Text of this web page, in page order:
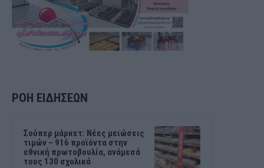
ΡΟΗ ΕΙΔΗΣΕΩΝ
Σούπερ μάρκετ: Νέες μειώσεις
τιμών – 916 προϊόντα στην
εθνική πρωτοβουλία, ανάμεσά
τους 130 σχολικά